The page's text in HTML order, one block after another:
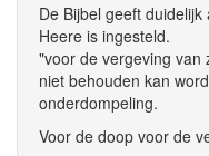
De Bijbel geeft
Heere is ingesteld.
"voor de vergeving van
niet behouden kan
onderdompeling.
Voor de doop voor de